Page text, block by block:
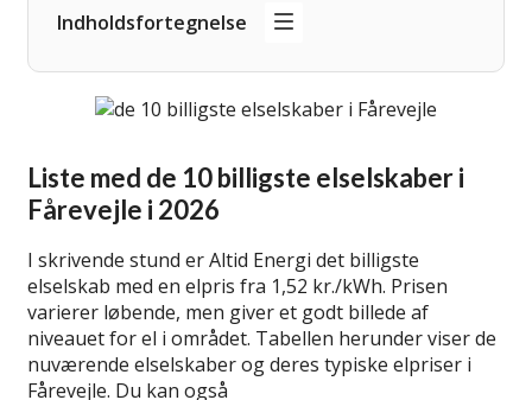
Indholdsfortegnelse
Liste med de 10 billigste elselskaber i
Fårevejle i 2026
I skrivende stund er Altid Energi det billigste
elselskab med en elpris fra 1,52 kr./kWh. Prisen
varierer løbende, men giver et godt billede af
niveauet for el i området. Tabellen herunder viser de
nuværende elselskaber og deres typiske elpriser i
Fårevejle. Du kan også